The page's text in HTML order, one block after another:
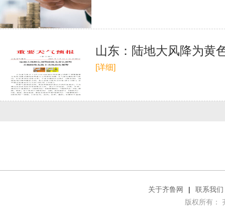
山东：陆地大风降为黄
[详细]
关于齐鲁网 |
联系我们
版权所有：